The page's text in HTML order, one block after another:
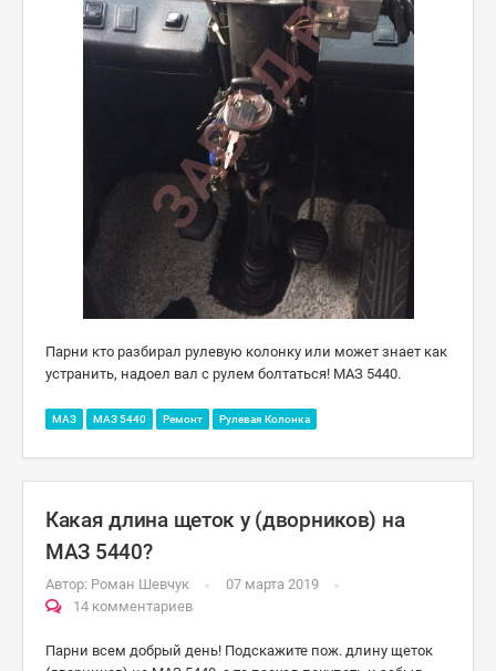
Парни кто разбирал рулевую колонку или может знает как
устранить, надоел вал с рулем болтаться! МАЗ 5440.
МАЗ МАЗ 5440 Ремонт Рулевая Колонка
Какая длина щеток у (дворников) на
МАЗ 5440?
Автор: Роман Шевчук
07 марта 2019
14 комментариев
Парни всем добрый день! Подскажите пож. длину щеток